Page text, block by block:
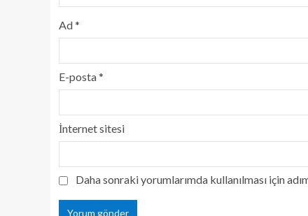
Ad*
E-posta*
İnternet sitesi
Daha sonraki yorumlarımda kullanılması için